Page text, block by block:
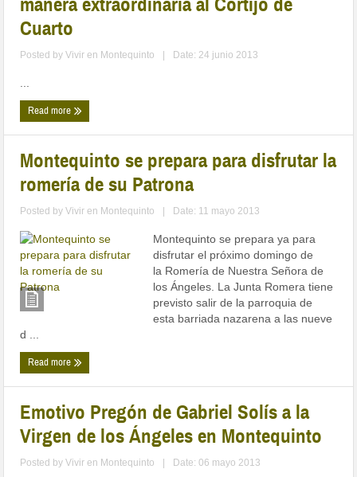
Cuarto
Posted byVivir en Montequinto Date: 24 junio 2013
...
Read more
Montequinto se prepara para disfrutar la
romería de su Patrona
Posted byVivir en Montequinto Date: 11 mayo 2013
Montequinto se prepara ya para
disfrutar el próximo domingo de
la Romería de Nuestra Señora de
los Ángeles. La Junta Romera tiene
previsto salir de la parroquia de
esta barriada nazarena a las nueve
d ...
Read more
Emotivo Pregón de Gabriel Solís a la
Virgen de los Ángeles en Montequinto
Posted byVivir en Montequinto Date: 06 mayo 2013